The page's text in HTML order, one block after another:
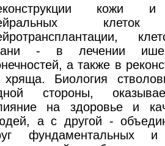
кожи и
- в лечении
а также в
Биология
стороны,
на здоровье и
а с другой -
фундаментальных и